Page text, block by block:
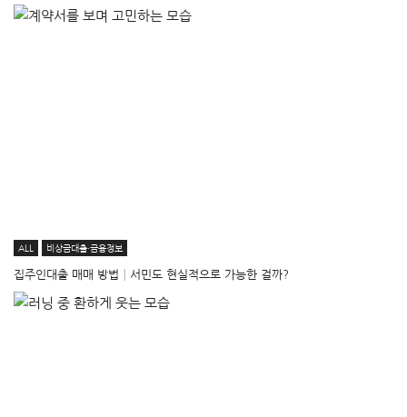
ALL 비상금대출·금융정보
집주인대출 매매 방법│서민도 현실적으로 가능한 걸까?